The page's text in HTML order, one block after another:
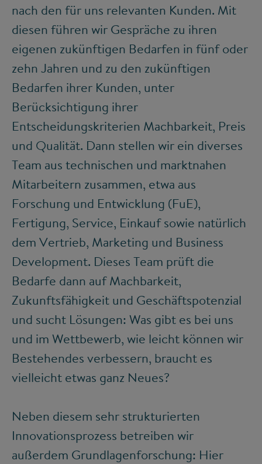
nach den für uns relevanten Kunden. Mit
diesen führen wir Gespräche zu ihren
eigenen zukünftigen Bedarfen in fünf oder
zehn Jahren und zu den zukünftigen
Bedarfen ihrer Kunden, unter
Berücksichtigung ihrer
Entscheidungskriterien Machbarkeit, Preis
und Qualität. Dann stellen wir ein diverses
Team aus technischen und marktnahen
Mitarbeitern zusammen, etwa aus
Forschung und Entwicklung (FuE),
Fertigung, Service, Einkauf sowie natürlich
dem Vertrieb, Marketing und Business
Development. Dieses Team prüft die
Bedarfe dann auf Machbarkeit,
Zukunftsfähigkeit und Geschäftspotenzial
und sucht Lösungen: Was gibt es bei uns
und im Wettbewerb, wie leicht können wir
Bestehendes verbessern, braucht es
vielleicht etwas ganz Neues?
Neben diesem sehr strukturierten
Innovationsprozess betreiben wir
außerdem Grundlagenforschung: Hier